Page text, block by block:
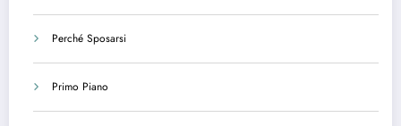
Perché Sposarsi
Primo Piano